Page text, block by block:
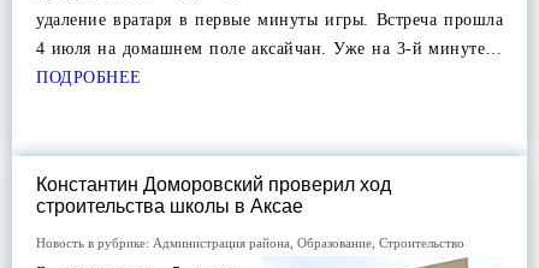
удаление вратаря в первые минуты игры. Встреча прошла
4 июля на домашнем поле аксайчан. Уже на 3-й минуте…
ПОДРОБНЕЕ
Константин Доморовский проверил ход
строительства школы в Аксае
Новость в рубрике: Администрация района Образование Строительство